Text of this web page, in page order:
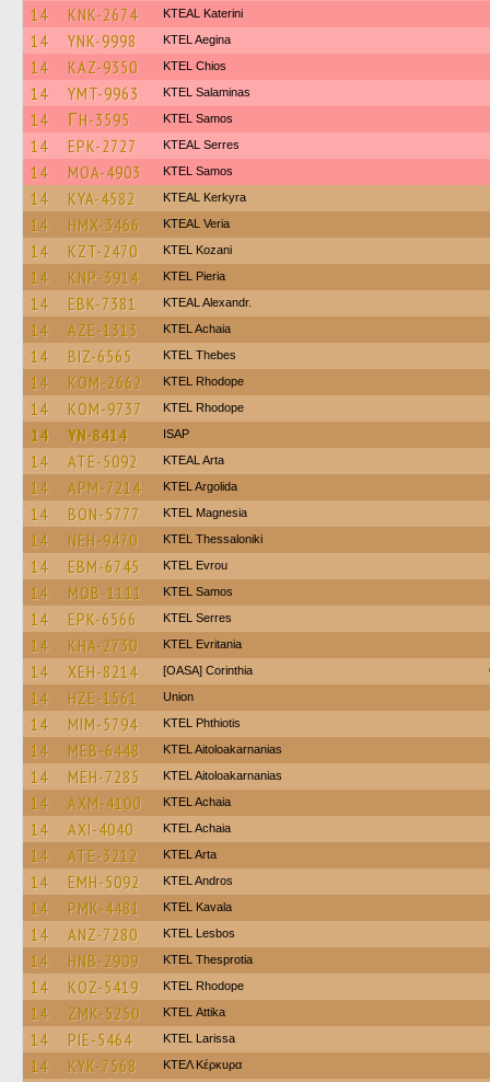
14 KNK-2674 KTEAL Katerini
14 YNK-9998 KTEL Aegina
14 KAZ-9350 KTEL Chios
14 YMT-9963 KTEL Salaminas
14 ΓH-3595 KTEL Samos
14 EPK-2727 KTEAL Serres
14 MOA-4903 KTEL Samos
14 KYA-4582 KTEAL Kerkyra
14 HMX-3466 KTEAL Veria
14 KZT-2470 ΚΤΕL Kozani
14 KNP-3914 KTEL Pieria
14 EBK-7381 KTEAL Alexandr.
14 AZE-1313 KTEL Achaia
14 BIZ-6565 KTEL Thebes
14 KOM-2662 KTEL Rhodope
14 KOM-9737 KTEL Rhodope
14 YN-8414 ISAP
14 ATE-5092 KTEAL Arta
14 APM-7214 KTEL Argolida
14 BON-5777 ΚΤΕL Magnesia
14 NEH-9470 KTEL Thessaloniki
14 EBM-6745 KTEL Evrou
14 MOB-1111 KTEL Samos
14 EPK-6566 KTEL Serres
14 KHA-2730 ΚΤΕL Evritania
14 XEH-8214 [OASA] Corinthia
14 HZE-1561 Union
14 MIM-5794 ΚΤΕL Phthiotis
14 MEB-6448 KTEL Aitoloakarnanias
14 MEH-7285 KTEL Aitoloakarnanias
14 AXM-4100 KTEL Achaia
14 AXI-4040 KTEL Achaia
14 ATE-3212 KTEL Arta
14 EMH-5092 KTEL Andros
14 PMK-4481 KTEL Kavala
14 ANZ-7280 KTEL Lesbos
14 HNB-2909 KTEL Thesprotia
14 KOZ-5419 KTEL Rhodope
14 ZMK-5250 KΤΕL Αttika
14 PIE-5464 KTEL Larissa
14 KYK-7568 ΚΤΕΛ Κέρκυρα